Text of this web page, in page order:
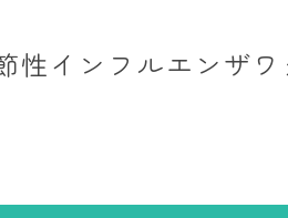
性インフルエンザ